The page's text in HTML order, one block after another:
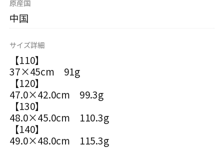
原産国
中国
サイズ詳細
【110】
37×45cm 91g
【120】
47.0×42.0cm 99.3g
【130】
48.0×45.0cm 110.3g
【140】
49.0×48.0cm 115.3g